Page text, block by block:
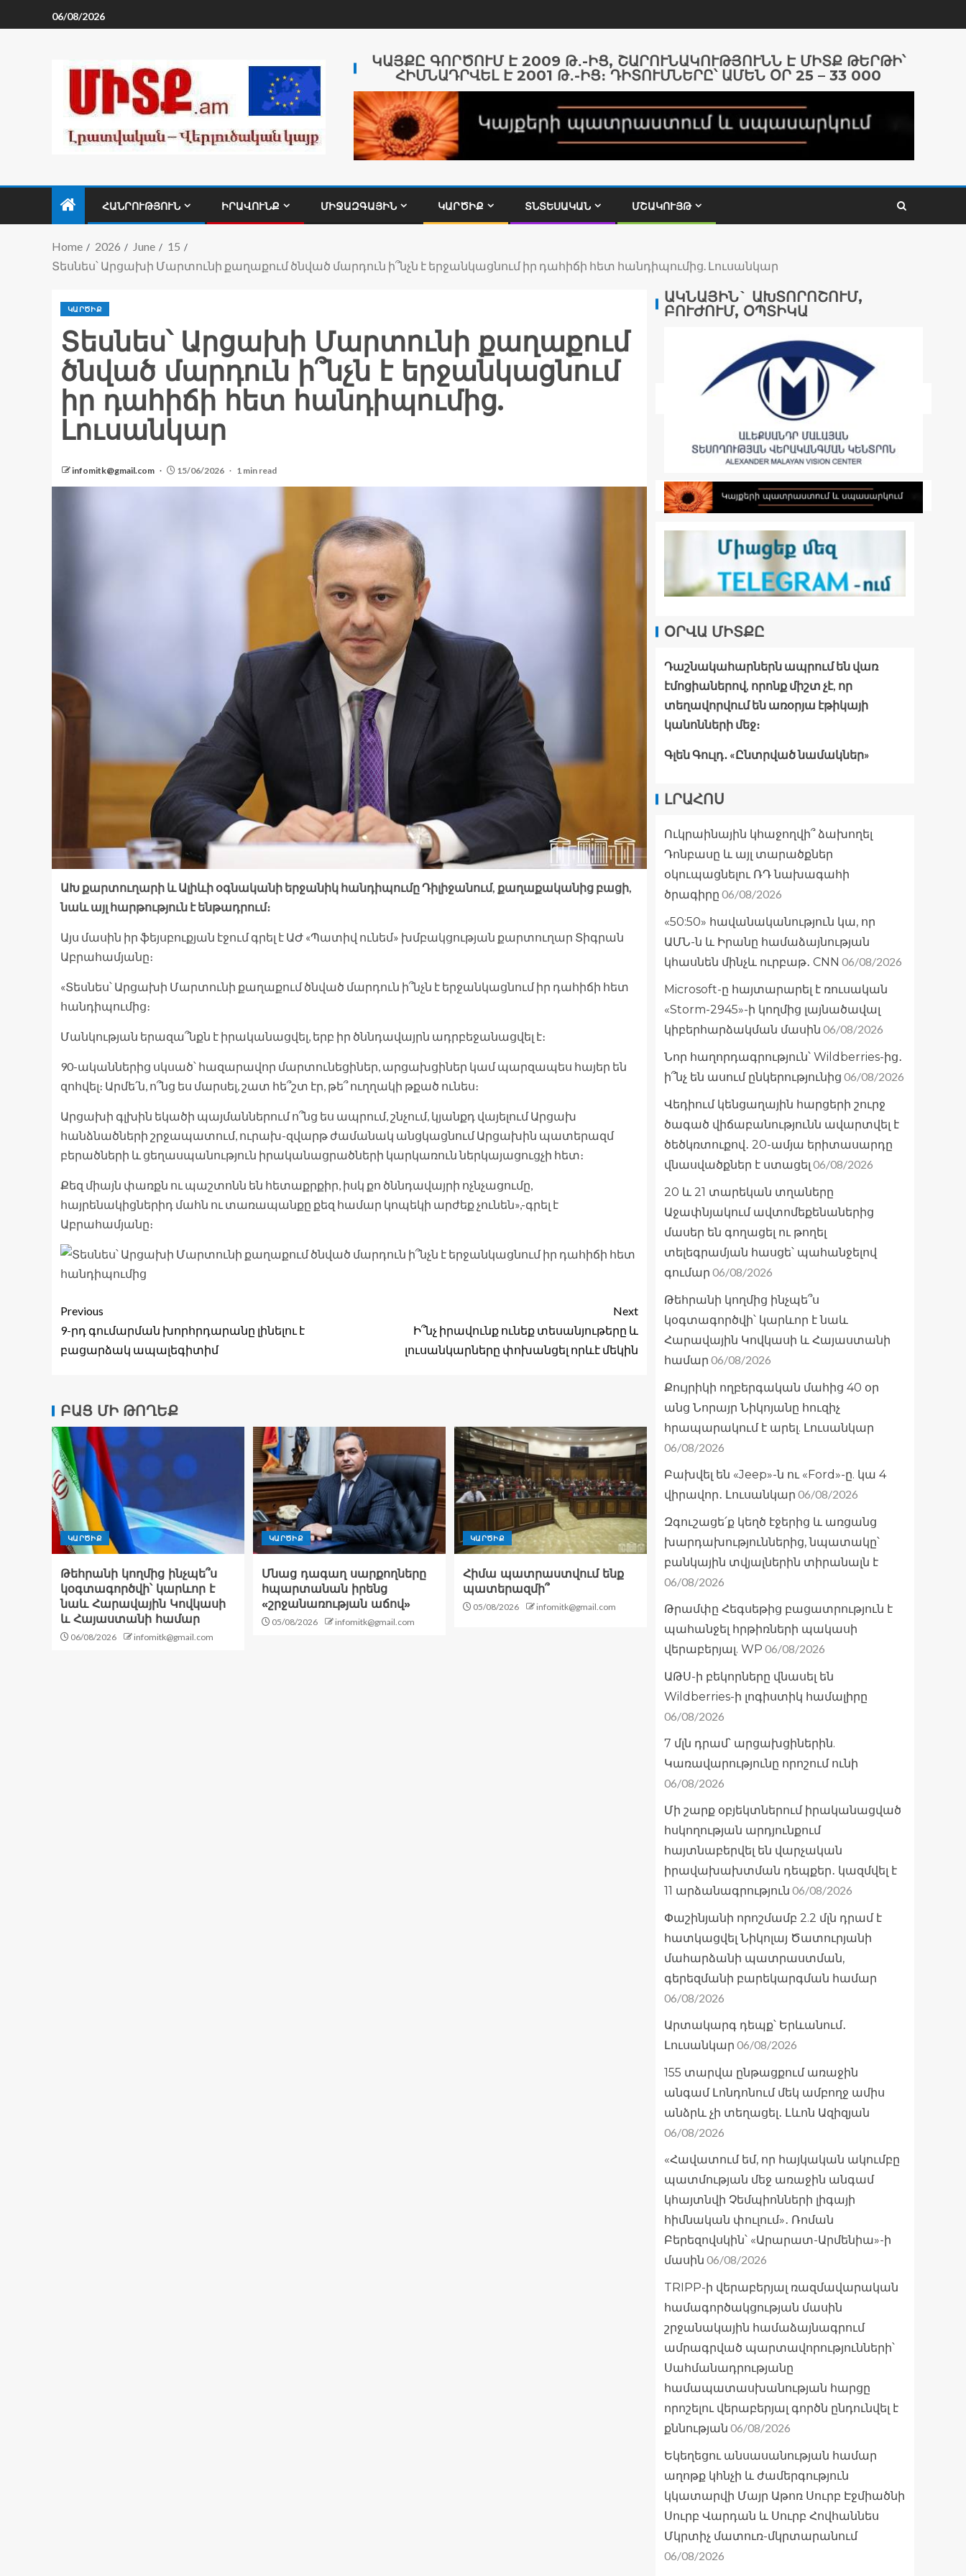
06/08/2026
ԿԱՅՔԸ ԳՈՐԾՈՒՄ Է 2009 Թ․-ԻՑ, ՇԱՐՈՒՆԱԿՈՒԹՅՈՒՆՆ Է ՄԻՏՔ ԹԵՐԹԻ՝
ՀԻՄՆԱԴՐՎԵԼ Է 2001 Թ․-ԻՑ։ ԴԻՏՈՒՄՆԵՐԸ՝ ԱՄԵՆ ՕՐ 25 – 33 000
ՀԱՆՐՈՒԹՅՈՒՆ ԻՐԱՎՈՒՆՔ ՄԻՋԱԶԳԱՅԻՆ ԿԱՐԾԻՔ ՏՆՏԵՍԱԿԱՆ ՄՇԱԿՈՒՅԹ
Home 2026 June
15
Տեսնես՝ Արցախի Մարտունի քաղաքում ծնված մարդուն ի՞նչն է երջանկացնում իր դահիճի հետ հանդիպումից. Լուսանկար
ԿԱՐԾԻՔ
Տեսնես՝ Արցախի Մարտունի քաղաքում
ծնված մարդուն ի՞նչն է երջանկացնում
իր դահիճի հետ հանդիպումից.
Լուսանկար
infomitk@gmail.com 15/06/2026 1 min read
ԱԽ քարտուղարի և Ալիևի օգնականի երջանիկ հանդիպումը Դիլիջանում, քաղաքականից բացի,
նաև այլ հարթություն է ենթադրում։
Այս մասին իր ֆեյսբուքյան էջում գրել է ԱԺ «Պատիվ ունեմ» խմբակցության քարտուղար Տիգրան
Աբրահամյանը։
«Տեսնես՝ Արցախի Մարտունի քաղաքում ծնված մարդուն ի՞նչն է երջանկացնում իր դահիճի հետ
հանդիպումից։
Մանկության երազա՞նքն է իրականացվել, երբ իր ծննդավայրն ադրբեջանացվել է։
90-ականներից սկսած՝ հազարավոր մարտունեցիներ, արցախցիներ կամ պարզապես հայեր են
զոհվել։ Արմե՛ն, ո՞նց ես մարսել, շատ հե՞շտ էր, թե՞ ուղղակի թքած ունես։
Արցախի գլխին եկածի պայմաններում ո՞նց ես ապրում, շնչում, կյանքդ վայելում Արցախ
հանձնածների շրջապատում, ուրախ-զվարթ ժամանակ անցկացնում Արցախին պատերազմ
բերածների և ցեղասպանություն իրականացրածների կարկառուն ներկայացուցչի հետ։
Քեզ միայն փառքն ու պաշտոնն են հետաքրքիր, իսկ քո ծննդավայրի ոչնչացումը,
հայրենակիցներիդ մահն ու տառապանքը քեզ համար կոպեկի արժեք չունեն»,-գրել է
Աբրահամյանը։
Previous
9-րդ գումարման խորհրդարանը լինելու է
բացարձակ ապալեգիտիմ
Next
Ի՞նչ իրավունք ունեք տեսանյութերը և
լուսանկարները փոխանցել որևէ մեկին
ԲԱՑ ՄԻ ԹՈՂԵՔ
ԿԱՐԾԻՔ
Թեհրանի կողմից ինչպե՞ս
կօգտագործվի՝ կարևոր է
նաև Հարավային Կովկասի
և Հայաստանի համար
06/08/2026 infomitk@gmail.com
ԿԱՐԾԻՔ
Մնաց դագաղ սարքողները
հպարտանան իրենց
«շրջանառության աճով»
05/08/2026 infomitk@gmail.com
ԿԱՐԾԻՔ
Հիմա պատրաստվում ենք
պատերազմի՞
05/08/2026 infomitk@gmail.com
ԱԿՆԱՅԻՆ` ԱԽՏՈՐՈՇՈՒՄ,
ԲՈՒԺՈՒՄ, ՕՊՏԻԿԱ
ՕՐՎԱ ՄԻՏՔԸ
Դաշնակահարներն ապրում են վառ
էմոցիաներով, որոնք միշտ չէ, որ
տեղավորվում են առօրյա էթիկայի
կանոնների մեջ։
Գլեն Գուլդ․ «Ընտրված նամակներ»
ԼՐԱՀՈՍ
Ուկրաինային կհաջողվի՞ ձախողել
Դոնբասը և այլ տարածքներ
օկուպացնելու ՌԴ նախագահի
ծրագիրը 06/08/2026
«50:50» հավանականություն կա, որ
ԱՄՆ-ն և Իրանը համաձայնության
կհասնեն մինչև ուրբաթ․ CNN 06/08/2026
Microsoft-ը հայտարարել է ռուսական
«Storm-2945»-ի կողմից լայնածավալ
կիբերհարձակման մասին 06/08/2026
Նոր հաղորդագրություն՝ Wildberries-ից․
ի՞նչ են ասում ընկերությունից 06/08/2026
Վեդիում կենցաղային հարցերի շուրջ
ծագած վիճաբանությունն ավարտվել է
ծեծկռտուքով․ 20-ամյա երիտասարդը
վնասվածքներ է ստացել 06/08/2026
20 և 21 տարեկան տղաները
Աջափնյակում ավտոմեքենաներից
մասեր են գողացել ու թողել
տելեգրամյան հասցե՝ պահանջելով
գումար 06/08/2026
Թեհրանի կողմից ինչպե՞ս
կօգտագործվի՝ կարևոր է նաև
Հարավային Կովկասի և Հայաստանի
համար 06/08/2026
Քույրիկի ողբերգական մահից 40 օր
անց Նորայր Նիկոյանը հուզիչ
հրապարակում է արել. Լուսանկար
06/08/2026
Բախվել են «Jeep»-ն ու «Ford»-ը. կա 4
վիրավոր․ Լուսանկար 06/08/2026
Զգուշացե՛ք կեղծ էջերից և առցանց
խարդախություններից, նպատակը՝
բանկային տվյալներին տիրանալն է
06/08/2026
Թրամփը Հեգսեթից բացատրություն է
պահանջել հրթիռների պակասի
վերաբերյալ. WP 06/08/2026
ԱԹՍ-ի բեկորները վնասել են
Wildberries-ի լոգիստիկ համալիրը
06/08/2026
7 մլն դրամ՝ արցախցիներին.
Կառավարությունը որոշում ունի
06/08/2026
Մի շարք օբյեկտներում իրականացված
հսկողության արդյունքում
հայտնաբերվել են վարչական
իրավախախտման դեպքեր․ կազմվել է
11 արձանագրություն 06/08/2026
Փաշինյանի որոշմամբ 2.2 մլն դրամ է
հատկացվել Նիկոլայ Ծատուրյանի
մահարձանի պատրաստման,
գերեզմանի բարեկարգման համար
06/08/2026
Արտակարգ դեպք՝ Երևանում․
Լուսանկար 06/08/2026
155 տարվա ընթացքում առաջին
անգամ Լոնդոնում մեկ ամբողջ ամիս
անձրև չի տեղացել․ Լևոն Ազիզյան
06/08/2026
«Հավատում եմ, որ հայկական ակումբը
պատմության մեջ առաջին անգամ
կհայտնվի Չեմպիոնների լիգայի
հիմնական փուլում»․ Ռոման
Բերեզովսկին՝ «Արարատ-Արմենիա»-ի
մասին 06/08/2026
TRIPP-ի վերաբերյալ ռազմավարական
համագործակցության մասին
շրջանակային համաձայնագրում
ամրագրված պարտավորությունների՝
Սահմանադրությանը
համապատասխանության հարցը
որոշելու վերաբերյալ գործն ընդունվել է
քննության 06/08/2026
Եկեղեցու անսասանության համար
աղոթք կհնչի և ժամերգություն
կկատարվի Մայր Աթոռ Սուրբ Էջմիածնի
Սուրբ Վարդան և Սուրբ Հովհաննես
Մկրտիչ մատուռ-մկրտարանում
06/08/2026